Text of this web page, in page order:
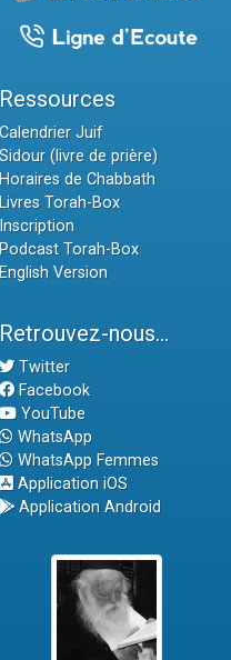
Ressources
Calendrier Juif
Sidour (livre de prière)
Horaires de Chabbath
Livres Torah-Box
Inscription
Podcast Torah-Box
English Version
Retrouvez-nous...
Twitter
Facebook
YouTube
WhatsApp
WhatsApp Femmes
Application iOS
Application Android